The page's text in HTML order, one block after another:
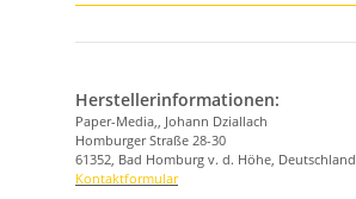
Herstellerinformationen:
Paper-Media,, Johann Dziallach
Homburger Straße 28-30
61352, Bad Homburg v. d. Höhe, Deutschland
Kontaktformular